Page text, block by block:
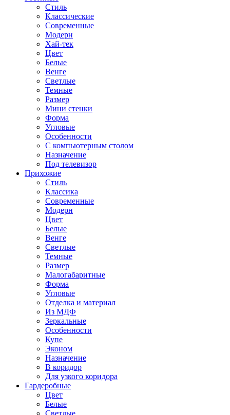
Стиль
Классические
Современные
Модерн
Хай-тек
Цвет
Белые
Венге
Светлые
Темные
Размер
Мини стенки
Форма
Угловые
Особенности
С компьютерным столом
Назначение
Под телевизор
Прихожие
Стиль
Классика
Современные
Модерн
Цвет
Белые
Венге
Светлые
Темные
Размер
Малогабаритные
Форма
Угловые
Отделка и материал
Из МДФ
Зеркальные
Особенности
Купе
Эконом
Назначение
В коридор
Для узкого коридора
Гардеробные
Цвет
Белые
Светлые